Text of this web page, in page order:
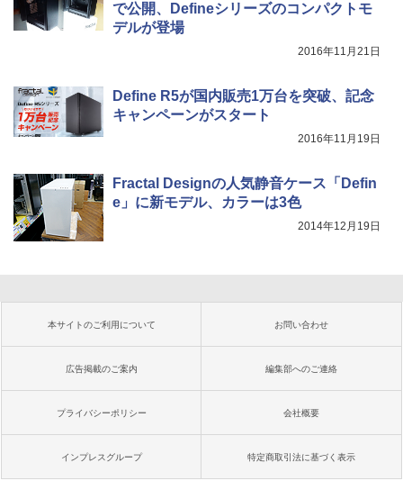
で公開、Defineシリーズのコンパクトモ
デルが登場
2016年11月21日
Define R5が国内販売1万台を突破、記念
キャンペーンがスタート
2016年11月19日
Fractal Designの人気静音ケース「Defin
e」に新モデル、カラーは3色
2014年12月19日
本サイトのご利用について お問い合わせ
広告掲載のご案内 編集部へのご連絡
プライバシーポリシー 会社概要
インプレスグループ 特定商取引法に基づく表示